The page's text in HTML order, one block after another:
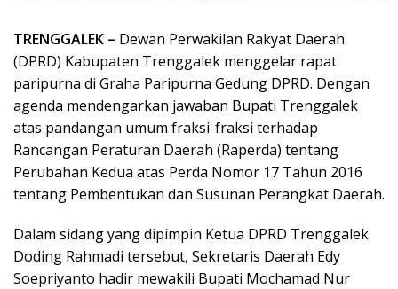
TRENGGALEK – Dewan Perwakilan Rakyat Daerah
(DPRD) Kabupaten Trenggalek menggelar rapat
paripurna di Graha Paripurna Gedung DPRD. Dengan
agenda mendengarkan jawaban Bupati Trenggalek
atas pandangan umum fraksi-fraksi terhadap
Rancangan Peraturan Daerah (Raperda) tentang
Perubahan Kedua atas Perda Nomor 17 Tahun 2016
tentang Pembentukan dan Susunan Perangkat Daerah.
Dalam sidang yang dipimpin Ketua DPRD Trenggalek
Doding Rahmadi tersebut, Sekretaris Daerah Edy
Soepriyanto hadir mewakili Bupati Mochamad Nur